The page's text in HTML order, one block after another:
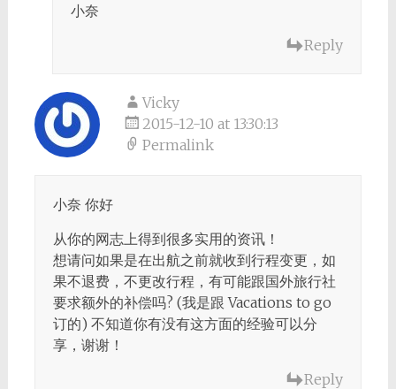
小奈
Reply
Vicky
2015-12-10 at 13:30:13
Permalink
小奈 你好
从你的网志上得到很多实用的资讯！
想请问如果是在出航之前就收到行程变更，如
果不退费，不更改行程，有可能跟国外旅行社
要求额外的补偿吗? (我是跟 Vacations to go
订的) 不知道你有没有这方面的经验可以分
享，谢谢！
Reply